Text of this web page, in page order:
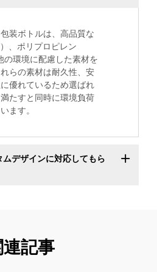
装ボトルは、高品質な
、ポリプロピレン
の環境に配慮した素材を
らの素材は耐久性、安
優れているため選ばれ
たすと同時に環境負荷
ます。
デザインに対応してもら
連記事